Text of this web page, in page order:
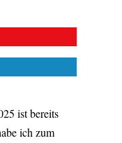
ist bereits
ich zum